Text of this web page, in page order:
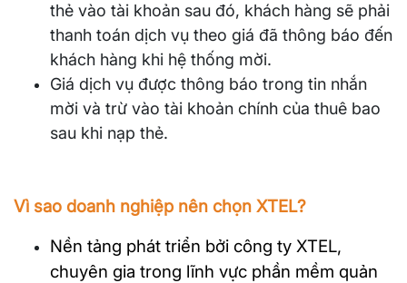
thẻ vào tài khoản sau đó, khách hàng sẽ phải
thanh toán dịch vụ theo giá đã thông báo đến
khách hàng khi hệ thống mời.
Giá dịch vụ được thông báo trong tin nhắn
mời và trừ vào tài khoản chính của thuê bao
sau khi nạp thẻ.
Vì sao doanh nghiệp nên chọn XTEL?
Nền tảng phát triển bởi công ty XTEL,
chuyên gia trong lĩnh vực phần mềm quản